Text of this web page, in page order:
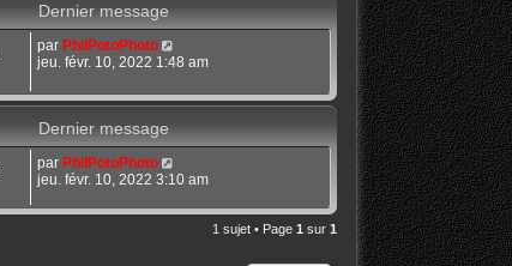
Dernier message
par PhilPotoPhoto
jeu. févr. 10, 2022 1:48 am
Dernier message
par PhilPotoPhoto
jeu. févr. 10, 2022 3:10 am
1 sujet • Page 1 sur 1